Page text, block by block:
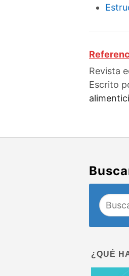
Revista
Escrito
¿QUÉ